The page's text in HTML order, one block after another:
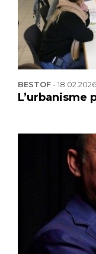
BESTOF-18.02.2026
L’urbanisme